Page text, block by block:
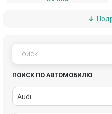
ролик натяжителя
щуп двигателя
ПОИСК ПО АВТОМОБИЛЮ
Audi